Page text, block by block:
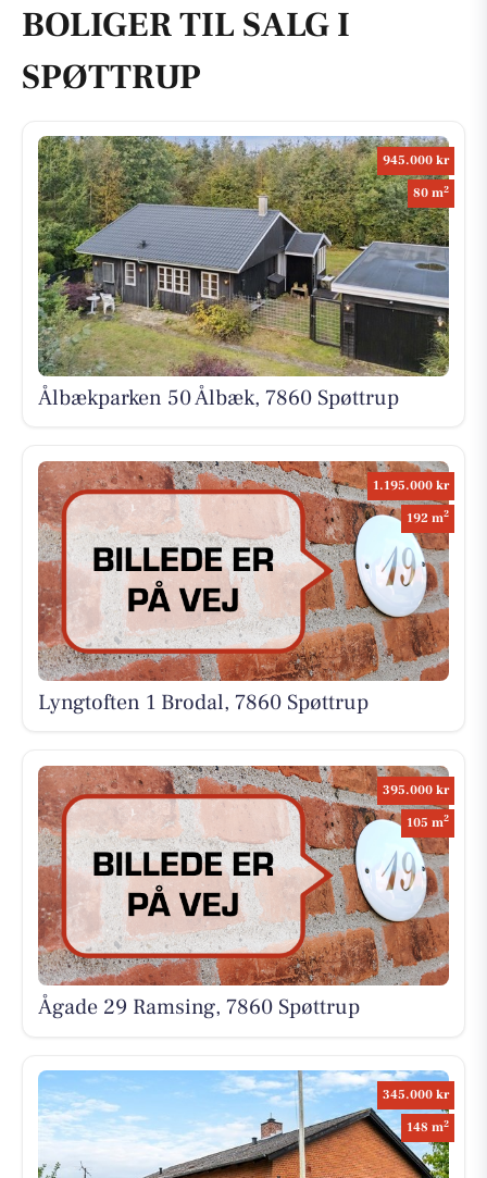
BOLIGER TIL SALG I
SPØTTRUP
945.000 kr
80 m2
Ålbækparken 50 Ålbæk, 7860 Spøttrup
1.195.000 kr
192 m2
Lyngtoften 1 Brodal, 7860 Spøttrup
395.000 kr
105 m2
Ågade 29 Ramsing, 7860 Spøttrup
345.000 kr
148 m2